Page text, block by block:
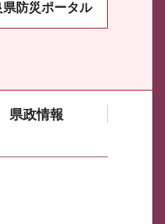
県防災ポータル
県政情報